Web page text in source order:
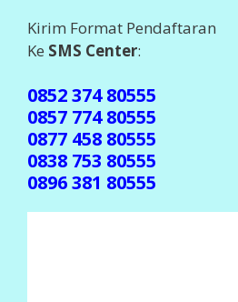
Kirim Format Pendaftaran
Ke SMS Center:
0852 374 80555
0857 774 80555
0877 458 80555
0838 753 80555
0896 381 80555